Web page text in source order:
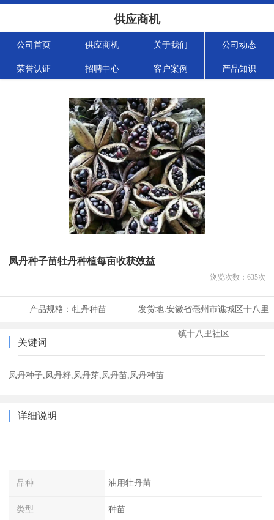
供应商机
公司首页 供应商机 关于我们 公司动态
荣誉认证 招聘中心 客户案例 产品知识
凤丹种子苗牡丹种植每亩收获效益
浏览次数： 635次
产品规格： 牡丹种苗 发货地:安徽省亳州市谯城区十八里
镇十八里社区
关键词
凤丹种子,凤丹籽,凤丹芽,凤丹苗,凤丹种苗
详细说明
品种 油用牡丹苗
类型 种苗